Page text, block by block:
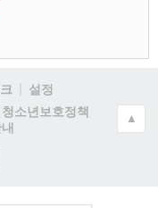
설정
청소년보호정책
▲